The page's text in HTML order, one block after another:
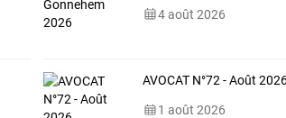
4 août 2026
AVOCAT N°72 - Août
1 août 2026